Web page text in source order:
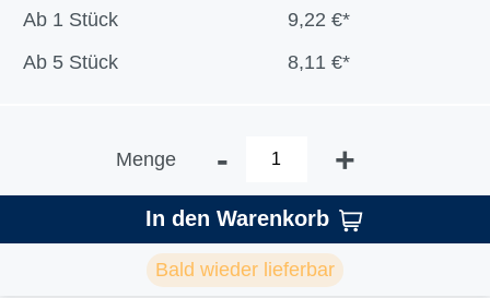
Ab 1 Stück
9,22 €*
Ab 5 Stück 8,11 €*
Menge - +
In den Warenkorb
Bald wieder lieferbar